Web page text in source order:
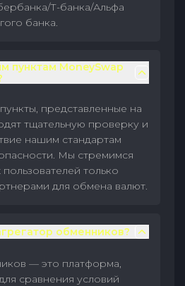
Т-банка/Альфа
банка.
пунктам MoneySwap
представленные на
тщательную проверку и
нашим стандартам
Мы стремимся
только
для обмена валют.
обменников?
— это платформа,
сравнения условий